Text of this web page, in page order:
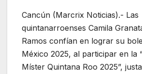
Cancún (Marcrix Noticias).- Las
quintanarroenses Camila
Ramos confían en lograr su
México 2025, al participar en la
Míster Quintana Roo 2025”,